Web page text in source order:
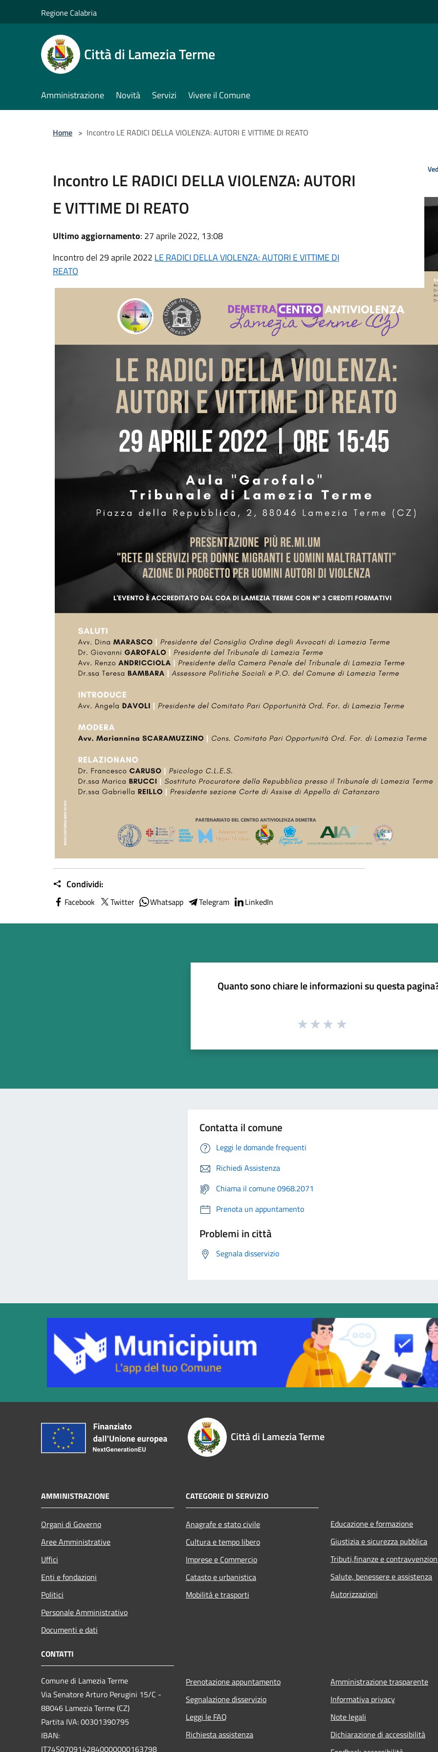
Regione Calabria
Città di Lamezia Terme
Amministrazione Novità Servizi Vivere il Comune
Home > Incontro LE RADICI DELLA VIOLENZA: AUTORI E VITTIME DI REATO
Incontro LE RADICI DELLA VIOLENZA: AUTORI
E VITTIME DI REATO
Ultimo aggiornamento: 27 aprile 2022, 13:08
Incontro del 29 aprile 2022 LE RADICI DELLA VIOLENZA: AUTORI E VITTIME DI
REATO
Condividi:
Facebook Twitter Whatsapp Telegram LinkedIn
Quanto sono chiare le informazioni su questa
Contatta il comune
Leggi le domande frequenti
Richiedi Assistenza
Chiama il comune 0968.2071
Prenota un appuntamento
Problemi in città
Segnala disservizio
Città di Lamezia Terme
AMMINISTRAZIONE
Organi di Governo
Aree Amministrative
Uffici
Enti e fondazioni
Politici
Personale Amministrativo
Documenti e dati
CATEGORIE DI SERVIZIO
Anagrafe e stato civile
Cultura e tempo libero
Imprese e Commercio
Catasto e urbanistica
Mobilità e trasporti
Educazione e formazione
Giustizia e sicurezza pubblica
Tributi,finanze e
Salute, benessere e assistenza
Autorizzazioni
CONTATTI
Comune di Lamezia Terme
Via Senatore Arturo Perugini 15/C -
88046 Lamezia Terme (CZ)
Partita IVA: 00301390795
IBAN:
IT74S0709142840000000163798
Prenotazione appuntamento
Segnalazione disservizio
Leggi le FAQ
Richiesta assistenza
Amministrazione trasparente
Informativa privacy
Note legali
Dichiarazione di accessibilità